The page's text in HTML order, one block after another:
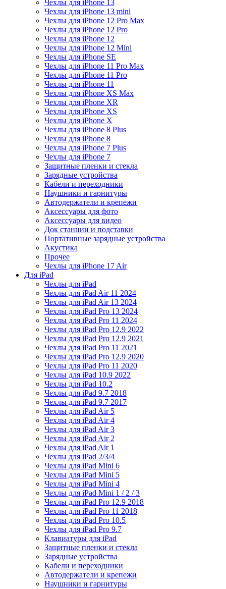
Чехлы для iPhone 13
Чехлы для iPhone 13 mini
Чехлы для iPhone 12 Pro Max
Чехлы для iPhone 12 Pro
Чехлы для iPhone 12
Чехлы для iPhone 12 Mini
Чехлы для iPhone SE
Чехлы для iPhone 11 Pro Max
Чехлы для iPhone 11 Pro
Чехлы для iPhone 11
Чехлы для iPhone XS Max
Чехлы для iPhone XR
Чехлы для iPhone XS
Чехлы для iPhone X
Чехлы для iPhone 8 Plus
Чехлы для iPhone 8
Чехлы для iPhone 7 Plus
Чехлы для iPhone 7
Защитные пленки и стекла
Зарядные устройства
Кабели и переходники
Наушники и гарнитуры
Автодержатели и крепежи
Аксессуары для фото
Аксессуары для видео
Док станции и подставки
Портативные зарядные устройства
Акустика
Прочее
Чехлы для iPhone 17 Air
Для iPad
Чехлы для iPad
Чехлы для iPad Air 11 2024
Чехлы для iPad Air 13 2024
Чехлы для iPad Pro 13 2024
Чехлы для iPad Pro 11 2024
Чехлы для iPad Pro 12.9 2022
Чехлы для iPad Pro 12.9 2021
Чехлы для iPad Pro 11 2021
Чехлы для iPad Pro 12.9 2020
Чехлы для iPad Pro 11 2020
Чехлы для iPad 10.9 2022
Чехлы для iPad 10.2
Чехлы для iPad 9.7 2018
Чехлы для iPad 9.7 2017
Чехлы для iPad Air 5
Чехлы для iPad Air 4
Чехлы для iPad Air 3
Чехлы для iPad Air 2
Чехлы для iPad Air 1
Чехлы для iPad 2/3/4
Чехлы для iPad Mini 6
Чехлы для iPad Mini 5
Чехлы для iPad Mini 4
Чехлы для iPad Mini 1 / 2 / 3
Чехлы для iPad Pro 12.9 2018
Чехлы для iPad Pro 11 2018
Чехлы для iPad Pro 10.5
Чехлы для iPad Pro 9.7
Клавиатуры для iPad
Защитные пленки и стекла
Зарядные устройства
Кабели и переходники
Автодержатели и крепежи
Наушники и гарнитуры